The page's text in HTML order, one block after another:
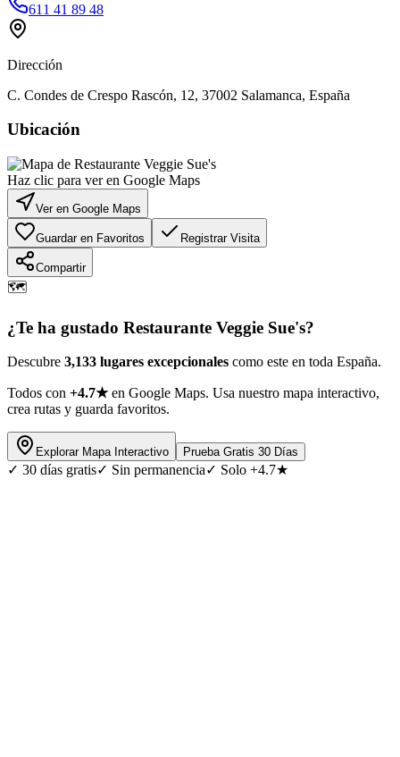
611 41 89 48
Dirección
C. Condes de Crespo Rascón, 12, 37002 Salamanca, España
Ubicación
Haz clic para ver en Google Maps
Ver en Google Maps
Guardar en Favoritos Registrar Visita
Compartir
🗺️
¿Te ha gustado Restaurante Veggie Sue's?
Descubre 3,133 lugares excepcionales como este en toda España.
Todos con +4.7★en Google Maps. Usa nuestro mapa interactivo,
crea rutas y guarda favoritos.
Explorar Mapa Interactivo Prueba Gratis 30 Días
✓ 30 días gratis✓ Sin permanencia✓ Solo +4.7★